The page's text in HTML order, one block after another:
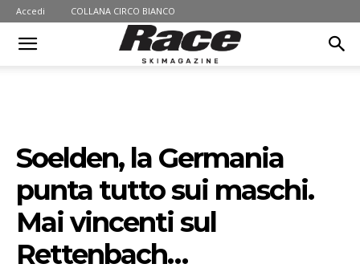
Accedi COLLANA CIRCO BIANCO
Soelden, la Germania
punta tutto sui maschi.
Mai vincenti sul
Rettenbach…